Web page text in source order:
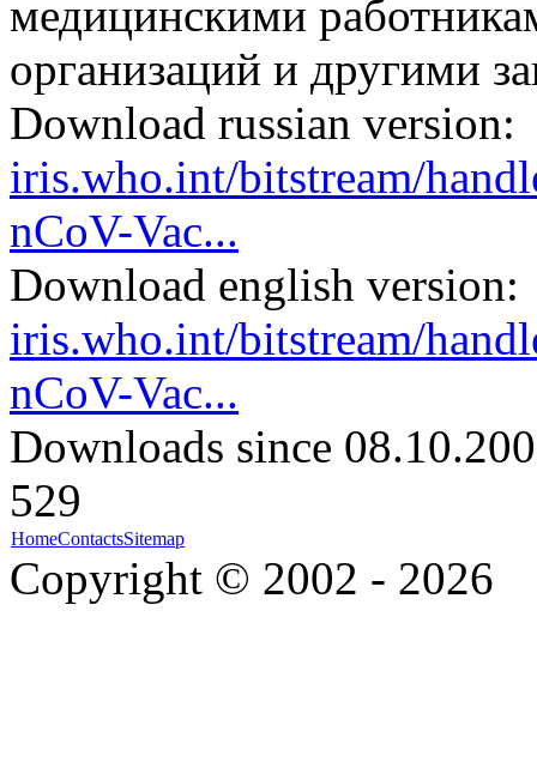
медицинскими
организаций и другими
Download russian version:
iris.who.int/bitstream/
nCoV-Vac...
Download english version:
iris.who.int/bitstream/
nCoV-Vac...
Downloads since
529
HomeContactsSitemap
Copyright © 2002 - 2026